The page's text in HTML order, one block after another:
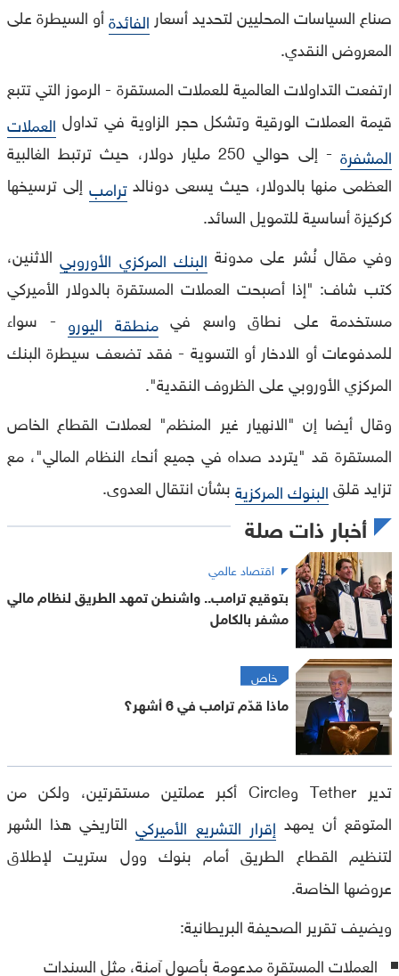
صناع السياسات المحليين لتحديد أسعار الفائدةأو السيطرة على
المعروض النقدي.
ارتفعت التداولات العالمية للعملات المستقرة - الرموز التي تتبع
قيمة العملات الورقية وتشكل حجر الزاوية في تداول العملات
المشفرة
- إلى حوالي 250 مليار دولار، حيث ترتبط الغالبية
العظمى منها بالدولار، حيث يسعى دونالدترامب إلى ترسيخها
كركيزة أساسية للتمويل السائد.
وفي مقال نُشر على مدونة البنك المركزي الأوروبي الاثنين،
كتب شاف: "إذا أصبحت العملات المستقرة بالدولار الأميركي
مستخدمة على نطاق واسع في منطقة اليورو - سواء
للمدفوعات أو الادخار أو التسوية - فقد تضعف سيطرة البنك
المركزي الأوروبي على الظروف النقدية".
وقال أيضا إن "الانهيار غير المنظم" لعملات القطاع الخاص
المستقرة قد "يتردد صداه في جميع أنحاء النظام المالي"، مع
تزايد قلقالبنوك المركزيةبشأن انتقال العدوى.
أخبار ذات صلة
اقتصاد عالمي
بتوقيع ترامب.. واشنطن تمهد الطريق لنظام مالي
مشفر بالكامل
خاص
ماذا قدّم ترامب في 6 أشهر؟
تدير Tether وCircle أكبر عملتين مستقرتين، ولكن من
المتوقع أن يمهد إقرار التشريع الأميركي التاريخي هذا الشهر
لتنظيم القطاع الطريق أمام بنوك وول ستريت لإطلاق
عروضها الخاصة.
ويضيف تقرير الصحيفة البريطانية:
العملات المستقرة مدعومة بأصول آمنة، مثل السندات